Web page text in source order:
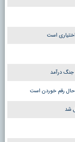
است
جنگ درآمد
حال رقم خوردن است